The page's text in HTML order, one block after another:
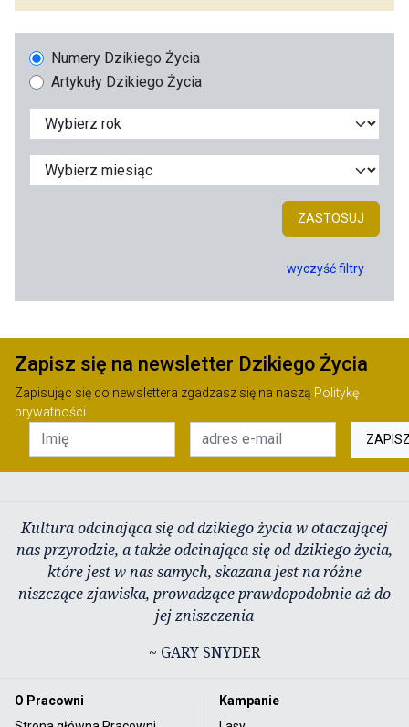
Numery Dzikiego Życia
Artykuły Dzikiego Życia
ZASTOSUJ
wyczyść filtry
Zapisz się na newsletter Dzikiego Życia
Zapisując się do newslettera zgadzasz się na naszą Politykę
prywatności
Kultura odcinająca się od dzikiego życia w otaczającej
nas przyrodzie, a także odcinająca się od dzikiego życia,
które jest w nas samych, skazana jest na różne
niszczące zjawiska, prowadzące prawdopodobnie aż do
jej zniszczenia
~ GARY SNYDER
O Pracowni
Kampanie